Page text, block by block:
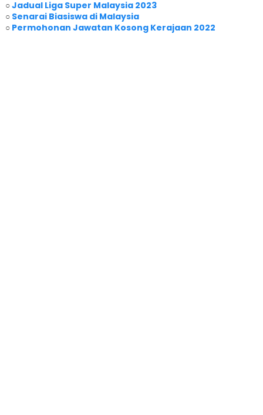
○Jadual Liga Super Malaysia 2023
○ Senarai Biasiswa di Malaysia
○ Permohonan Jawatan Kosong Kerajaan 2022